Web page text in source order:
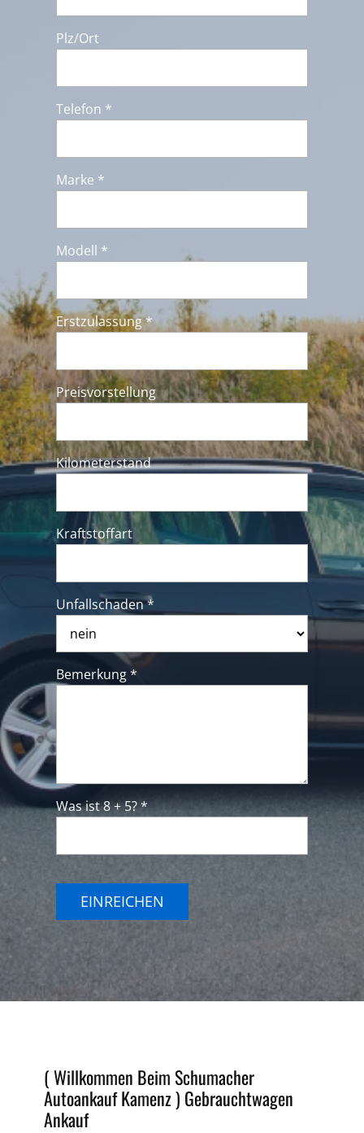
Plz/Ort
Telefon *
Marke *
Modell *
Erstzulassung *
Preisvorstellung
Kilometerstand
Kraftstoffart
Unfallschaden *
Bemerkung *
Was ist 8 + 5? *
EINREICHEN
( Willkommen Beim Schumacher
Autoankauf Kamenz ) Gebrauchtwagen
Ankauf